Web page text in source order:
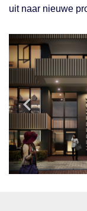
uit naar nieuwe